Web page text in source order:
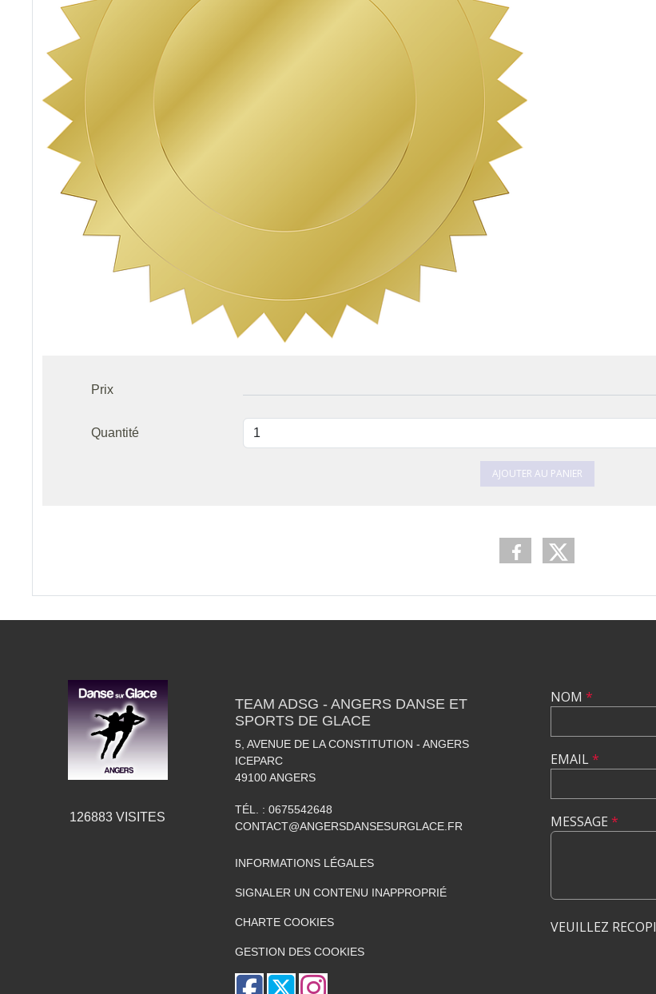
Prix
Quantité
AJOUTER AU PANIER
126883 VISITES
TEAM ADSG - ANGERS DANSE ET
SPORTS DE GLACE
5, AVENUE DE LA CONSTITUTION - ANGERS
ICEPARC
49100ANGERS
TÉL. : 0675542648
CONTACT@ANGERSDANSESURGLACE.FR
INFORMATIONS LÉGALES
SIGNALER UN CONTENU INAPPROPRIÉ
CHARTE COOKIES
GESTION DES COOKIES
NOM *
EMAIL*
MESSAGE *
VEUILLEZ